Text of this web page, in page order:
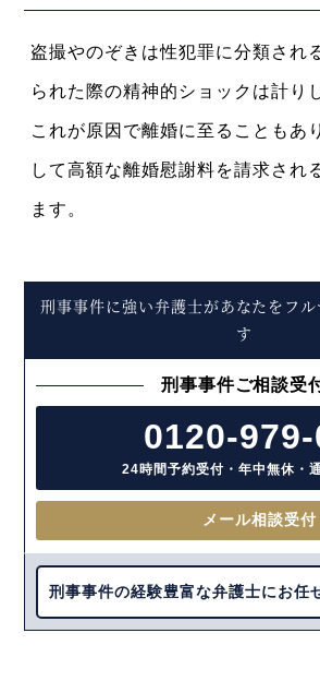
盗撮やのぞきは性犯罪に分類され
られた際の精神的ショックは計り
これが原因で離婚に至ることもあ
して高額な離婚慰謝料を請求され
ます。
刑事事件に強い弁護士があなたをフ
す
刑事事件ご相談受
0120-
メール相談受付
24時間予約受付・年中無休・
刑事事件の経験豊富な弁護士にお任